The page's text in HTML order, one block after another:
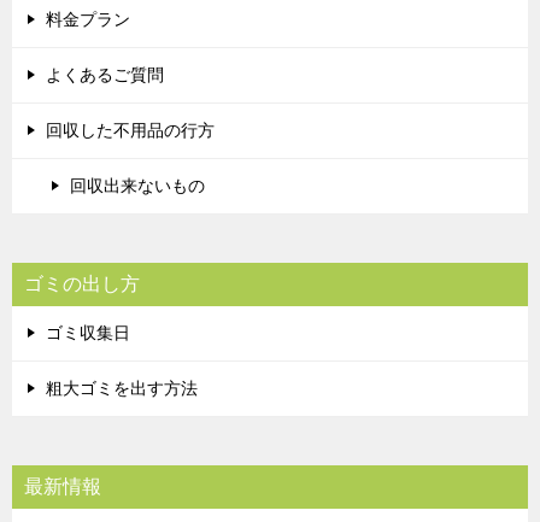
料金プラン
よくあるご質問
回収した不用品の行方
回収出来ないもの
ゴミの出し方
ゴミ収集日
粗大ゴミを出す方法
最新情報